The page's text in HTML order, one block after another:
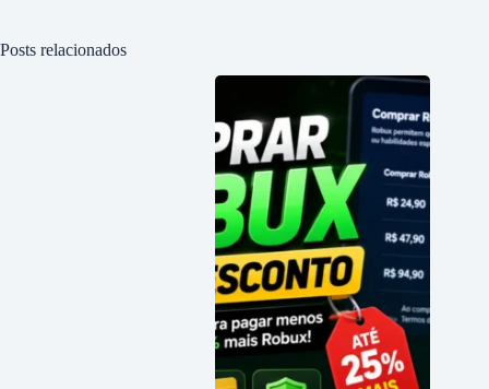
Posts relacionados